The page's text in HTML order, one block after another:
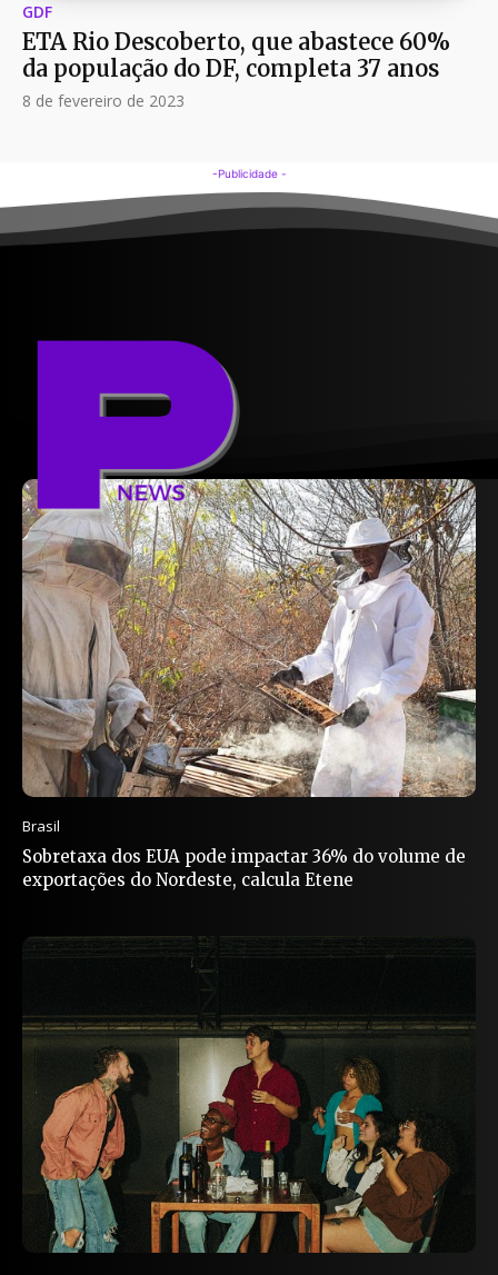
GDF
ETA Rio Descoberto, que abastece 60%
da população do DF, completa 37 anos
8 de fevereiro de 2023
-Publicidade -
Brasil
Sobretaxa dos EUA pode impactar 36% do volume de
exportações do Nordeste, calcula Etene